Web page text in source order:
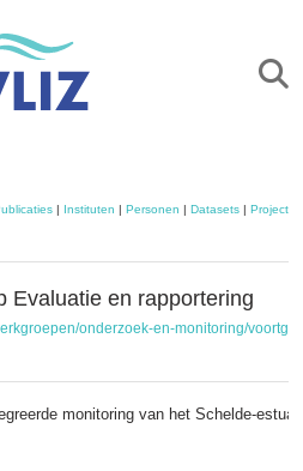
| Instituten | Personen | Datasets | Projecten
Evaluatie en rapportering
onderzoek-en-monitoring/
monitoring van het Schelde-